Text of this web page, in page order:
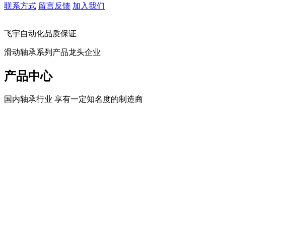
联系方式 留言反馈 加入我们
飞宇自动化品质保证
滑动轴承系列产品龙头企业
产品中心
国内轴承行业 享有一定知名度的制造商